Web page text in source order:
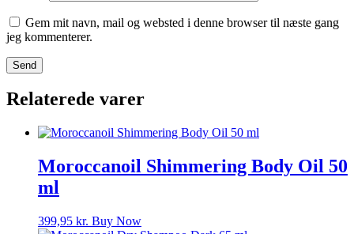
Gem mit navn, mail og websted i denne browser til næste gang
jeg kommenterer.
Relaterede varer
Moroccanoil Shimmering Body Oil 50
ml
399,95 kr. Buy Now